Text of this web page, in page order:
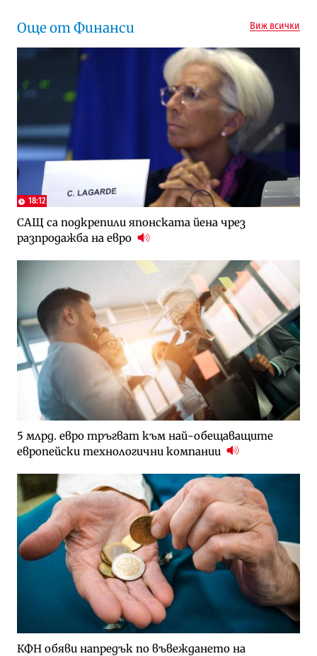
Още от Финанси Виж всички
18:12
САЩ са подкрепили японската йена чрез
разпродажба на евро
5 млрд. евро тръгват към най-обещаващите
европейски технологични компании
КФН обяви напредък по въвеждането на